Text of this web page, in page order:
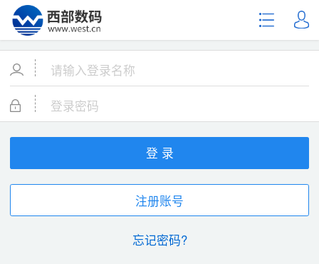
登 录
注册账号
忘记密码?